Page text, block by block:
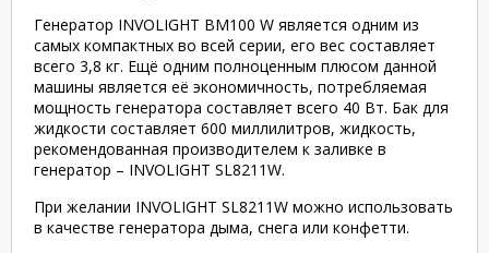
Генератор INVOLIGHT BM100 W является одним из
самых компактных во всей серии, его вес составляет
всего 3,8 кг. Ещё одним полноценным плюсом данной
машины является её экономичность, потребляемая
мощность генератора составляет всего 40 Вт. Бак для
жидкости составляет 600 миллилитров, жидкость,
рекомендованная производителем к заливке в
генератор – INVOLIGHT SL8211W.
При желании INVOLIGHT SL8211W можно использовать
в качестве генератора дыма, снега или конфетти.